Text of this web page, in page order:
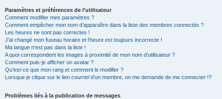
Paramètres et préférences de l’utilisateur
Comment modifier mes paramètres ?
Comment empêcher mon nom d’apparaître dans la liste des membres connectés ?
Les heures ne sont pas correctes !
J’ai changé mon fuseau horaire et l’heure est toujours incorrecte !
Ma langue n’est pas dans la liste !
A quoi correspondent les images à proximité de mon nom d’utilisateur ?
Comment puis-je afficher un avatar ?
Qu’est-ce que mon rang et comment le modifier ?
Lorsque je clique sur le lien courrield’un membre, on me demande de me connecter !?
Problèmes liés à la publication de messages